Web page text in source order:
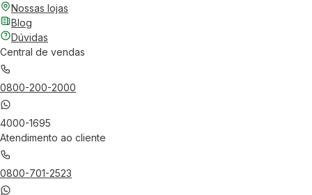
Nossas lojas
Blog
Dúvidas
Central de vendas
0800-200-2000
4000-1695
Atendimento ao cliente
0800-701-2523